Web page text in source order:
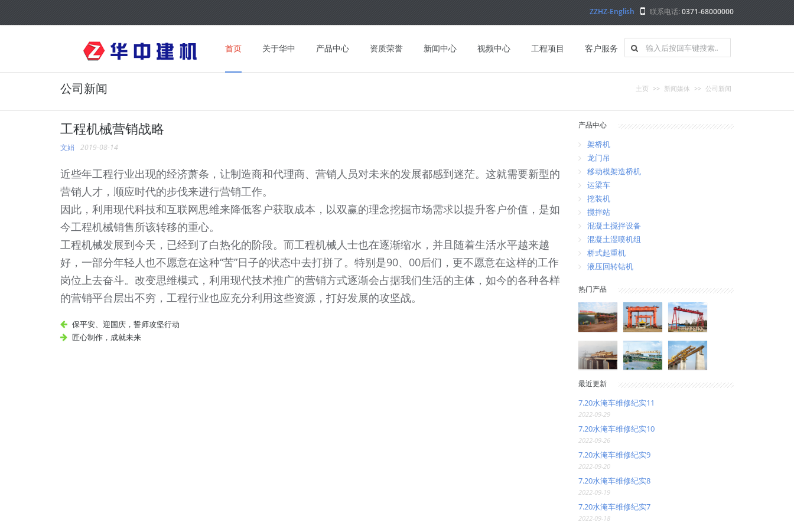
ZZHZ-English 联系电话:0371-68000000
首页 关于华中 产品中心 资质荣誉 新闻中心 视频中心 工程项目 客户服务
主页 >> 新闻媒体 >> 公司新闻
公司新闻
工程机械营销战略
文娟 2019-08-14
近些年工程行业出现的经济萧条，让制造商和代理商、营销人员对未来的发展都感到迷茫。这就需要新型的
营销人才，顺应时代的步伐来进行营销工作。
因此，利用现代科技和互联网思维来降低客户获取成本，以双赢的理念挖掘市场需求以提升客户价值，是如
今工程机械销售所该转移的重心。
工程机械发展到今天，已经到了白热化的阶段。而工程机械人士也在逐渐缩水，并且随着生活水平越来越
好，一部分年轻人也不愿意在这种“苦”日子的状态中去打拼了。特别是90、00后们，更不愿意在这样的工作
岗位上去奋斗。改变思维模式，利用现代技术推广的营销方式逐渐会占据我们生活的主体，如今的各种各样
的营销平台层出不穷，工程行业也应充分利用这些资源，打好发展的攻坚战。
保平安、迎国庆，誓师攻坚行动
匠心制作，成就未来
产品中心
架桥机
龙门吊
移动模架造桥机
运梁车
挖装机
搅拌站
混凝土搅拌设备
混凝土湿喷机组
桥式起重机
液压回转钻机
热门产品
最近更新
7.20水淹车维修纪实11
2022-09-29
7.20水淹车维修纪实10
2022-09-26
7.20水淹车维修纪实9
2022-09-20
7.20水淹车维修纪实8
2022-09-19
7.20水淹车维修纪实7
2022-09-18